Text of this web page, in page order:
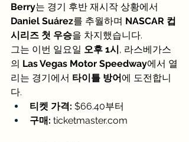
Berry는 경기 후반 재시작 상황에서
Daniel Suárez를 추월하며 NASCAR 컵
시리즈 첫 우승을 차지했습니다.
그는 이번 일요일 오후 1시, 라스베가스
의 Las Vegas Motor Speedway에서 열
리는 경기에서 타이틀 방어에 도전합니
다.
티켓 가격: $66.40부터
구매: ticketmaster.com